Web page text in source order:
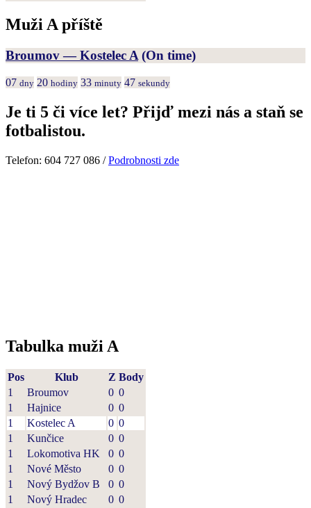
Muži A příště
Broumov — Kostelec A (On time)
07 dny 20 hodiny 33 minuty 47 sekundy
Je ti 5 či více let? Přijď mezi nás a staň se
fotbalistou.
Telefon: 604 727 086 /Podrobnosti zde
Tabulka muži A
Pos Klub Z Body
1
Broumov 0 0
1
Hajnice 0 0
1
Kostelec A 0 0
1
Kunčice 0 0
1
Lokomotiva HK 0 0
1
Nové Město 0 0
1
Nový Bydžov B 0 0
1
Nový Hradec 0 0